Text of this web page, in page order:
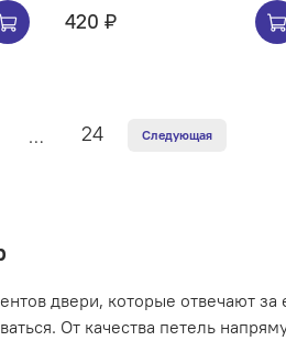
420 ₽
… 24 Следующая
двери, которые отвечают
От качества петель